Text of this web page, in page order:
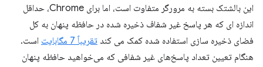
این بالشتک بسته به مرورگر متفاوت است، اما برای Chrome، حداقل
اندازه ای که هر پاسخ غیر شفاف ذخیره شده در حافظه پنهان به کل
فضای ذخیره سازی استفاده شده کمک می کند تقریباً 7 مگابایت
است.
هنگام تعیین تعداد پاسخ‌های غیر شفافی که می‌خواهید حافظه پنهان